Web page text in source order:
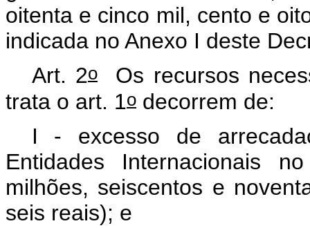
oitenta e cinco mil, cento e
indicada no Anexo I deste
Art. 2oOs recursos
trata o art. 1o decorrem de:
I - excesso de
Entidades Internacionais
milhões, seiscentos e
seis reais); e